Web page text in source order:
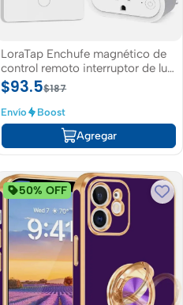
LoraTap Enchufe magnético de
control remoto interruptor de luz
inalámbrico inteligente color
blanco de 2 posiciones ON-OFF
$93.5$187
Envío Boost
Agregar
50% OFF